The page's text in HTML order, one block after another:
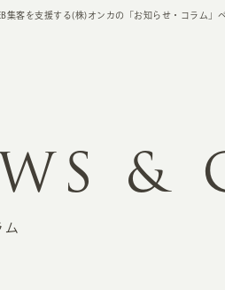
集客を支援する(株)オンカの「お知らせ・コラム」
&
ム